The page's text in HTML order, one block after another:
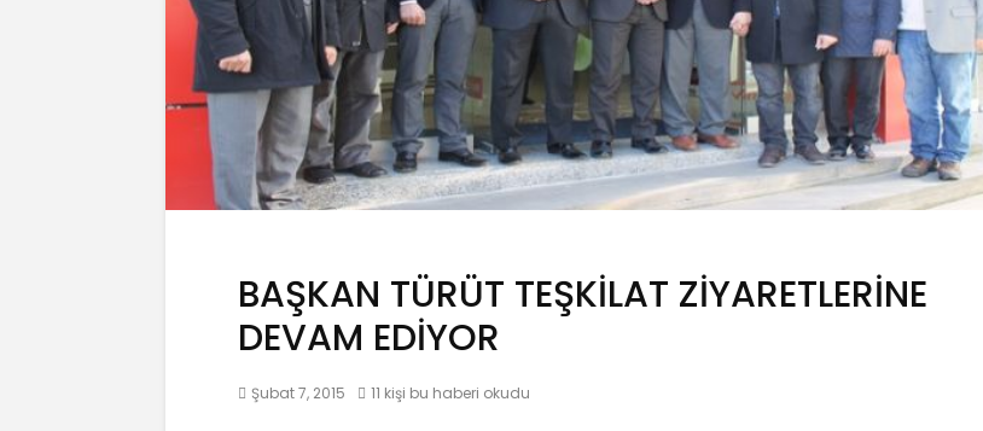
BAŞKAN TÜRÜT TEŞKİLAT ZİYARETLERİNE
DEVAM EDİYOR
Şubat 7, 2015 11 kişi bu haberi okudu